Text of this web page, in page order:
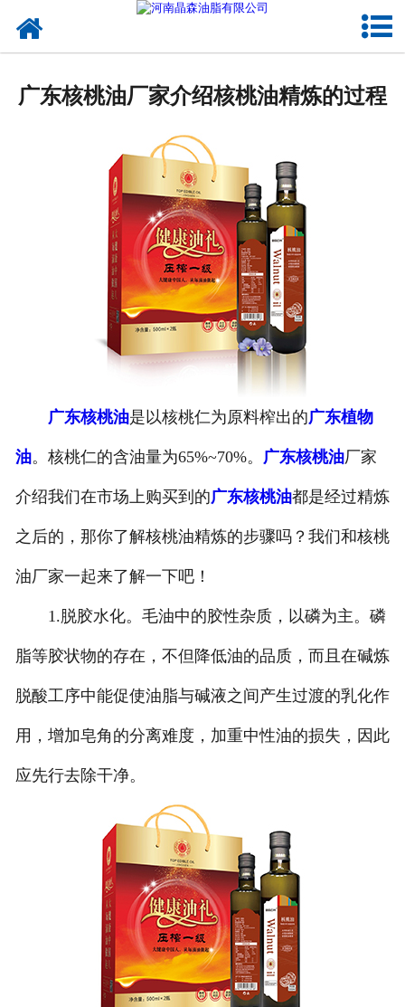
葡萄籽油
产品中心
成功案例
新闻资讯
联系晶森
走进晶森
广东核桃油厂家介绍核桃油精炼的过程
广东核桃油是以核桃仁为原料榨出的广东植物
油。核桃仁的含油量为65%~70%。 广东核桃油厂家
介绍我们在市场上购买到的广东核桃油都是经过精炼
之后的，那你了解核桃油精炼的步骤吗？我们和核桃
油厂家一起来了解一下吧！
1.脱胶水化。毛油中的胶性杂质，以磷为主。磷
脂等胶状物的存在，不但降低油的品质，而且在碱炼
脱酸工序中能促使油脂与碱液之间产生过渡的乳化作
用，增加皂角的分离难度，加重中性油的损失，因此
应先行去除干净。